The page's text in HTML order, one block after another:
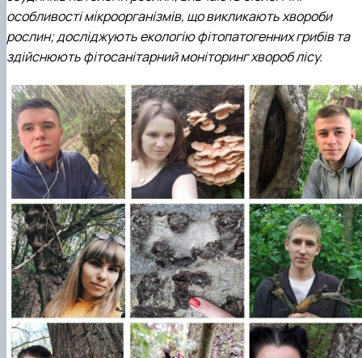
особливості мікроорганізмів, що викликають хвороби
рослин; досліджують екологію фітопатогенних грибів та
здійснюють фітосанітарний моніторинг хвороб лісу.